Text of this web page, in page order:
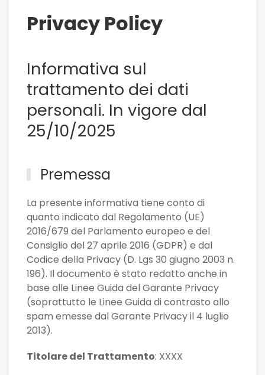
Privacy Policy
Informativa sul
trattamento dei dati
personali. In vigore dal
25/10/2025
Premessa
La presente informativa tiene conto di
quanto indicato dal Regolamento (UE)
2016/679 del Parlamento europeo e del
Consiglio del 27 aprile 2016 (GDPR) e dal
Codice della Privacy (D. Lgs 30 giugno 2003 n.
196). Il documento è stato redatto anche in
base alle Linee Guida del Garante Privacy
(soprattutto le Linee Guida di contrasto allo
spam emesse dal Garante Privacy il 4 luglio
2013).
Titolare del Trattamento: XXXX